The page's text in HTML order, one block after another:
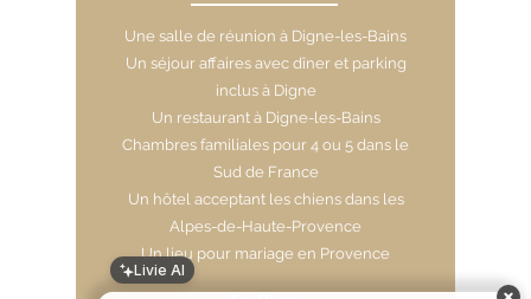
Une salle de réunion à Digne-les-Bains
​Un séjour affaires avec dîner et parking
inclus à Digne
Un restaurant à Digne-les-Bains
Chambres familiales pour 4 ou 5 dans le
Sud de France
Un hôtel acceptant les chiens dans les
Alpes-de-Haute-Provence
Un lieu pour mariage en Provence
Livie AI